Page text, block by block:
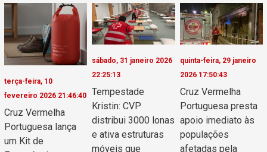
terça-feira, 10
fevereiro 2026 21:46:40
Cruz Vermelha
Portuguesa lança
um Kit de
sábado, 31 janeiro 2026
22:25:13
Tempestade
Kristin: CVP
distribui 3000 lonas
e ativa estruturas
móveis que
quinta-feira, 29 janeiro
2026 17:50:43
Cruz Vermelha
Portuguesa presta
apoio imediato às
populações
afetadas pela